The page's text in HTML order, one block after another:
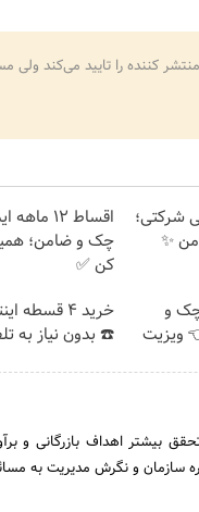
کننده را تایید می‌کند
شرکتی؛
✨
اقساط ۱۲
چک و ضامن؛
کن ✅
چک و
👈 ویزیت
خرید 4
☎️ بدون نیاز به
تحقق‌ بیشتر اهداف‌
سازمان‌ و نگرش‌ مدیریت‌ به‌